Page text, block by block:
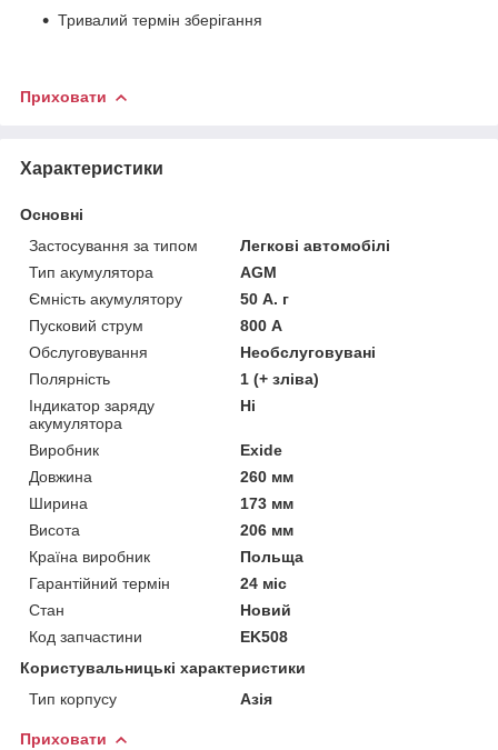
Тривалий термін зберігання
Приховати
Характеристики
Основні
Застосування за типом
Легкові автомобілі
Тип акумулятора
AGM
Ємність акумулятору
50 А. г
Пусковий струм
800 А
Обслуговування
Необслуговувані
Полярність
1 (+ зліва)
Індикатор заряду
акумулятора
Ні
Виробник
Exide
Довжина
260 мм
Ширина
173 мм
Висота
206 мм
Країна виробник
Польща
Гарантійний термін
24 міс
Стан
Новий
Код запчастини
EK508
Користувальницькі характеристики
Тип корпусу
Азія
Приховати